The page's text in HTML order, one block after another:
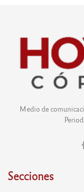
Medio de
Secciones